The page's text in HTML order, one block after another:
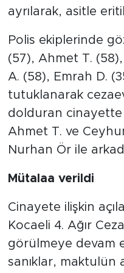
ayrılarak, asitle
Polis ekiplerinde
(57), Ahmet T. (58),
A. (58), Emrah D.
tutuklanarak
dolduran cinayette
Ahmet T. ve
Nurhan Ör ile
Mütalaa verildi
Cinayete ilişkin
Kocaeli 4. Ağır
görülmeye devam
sanıklar, maktulün